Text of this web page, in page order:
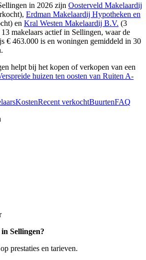
in 2026 zijn Oosterveld Makelaardij
Erdman Makelaardij Hypotheken en
en Kral Westen Makelaardij B.V. (3
makelaars actief in Sellingen, waar de
€ 463.000 is en woningen gemiddeld in 30
helpt bij het kopen of verkopen van een
huizen ten oosten van Ruiten A-
KostenRecent verkochtBuurtenFAQ
Sellingen?
prestaties en tarieven.